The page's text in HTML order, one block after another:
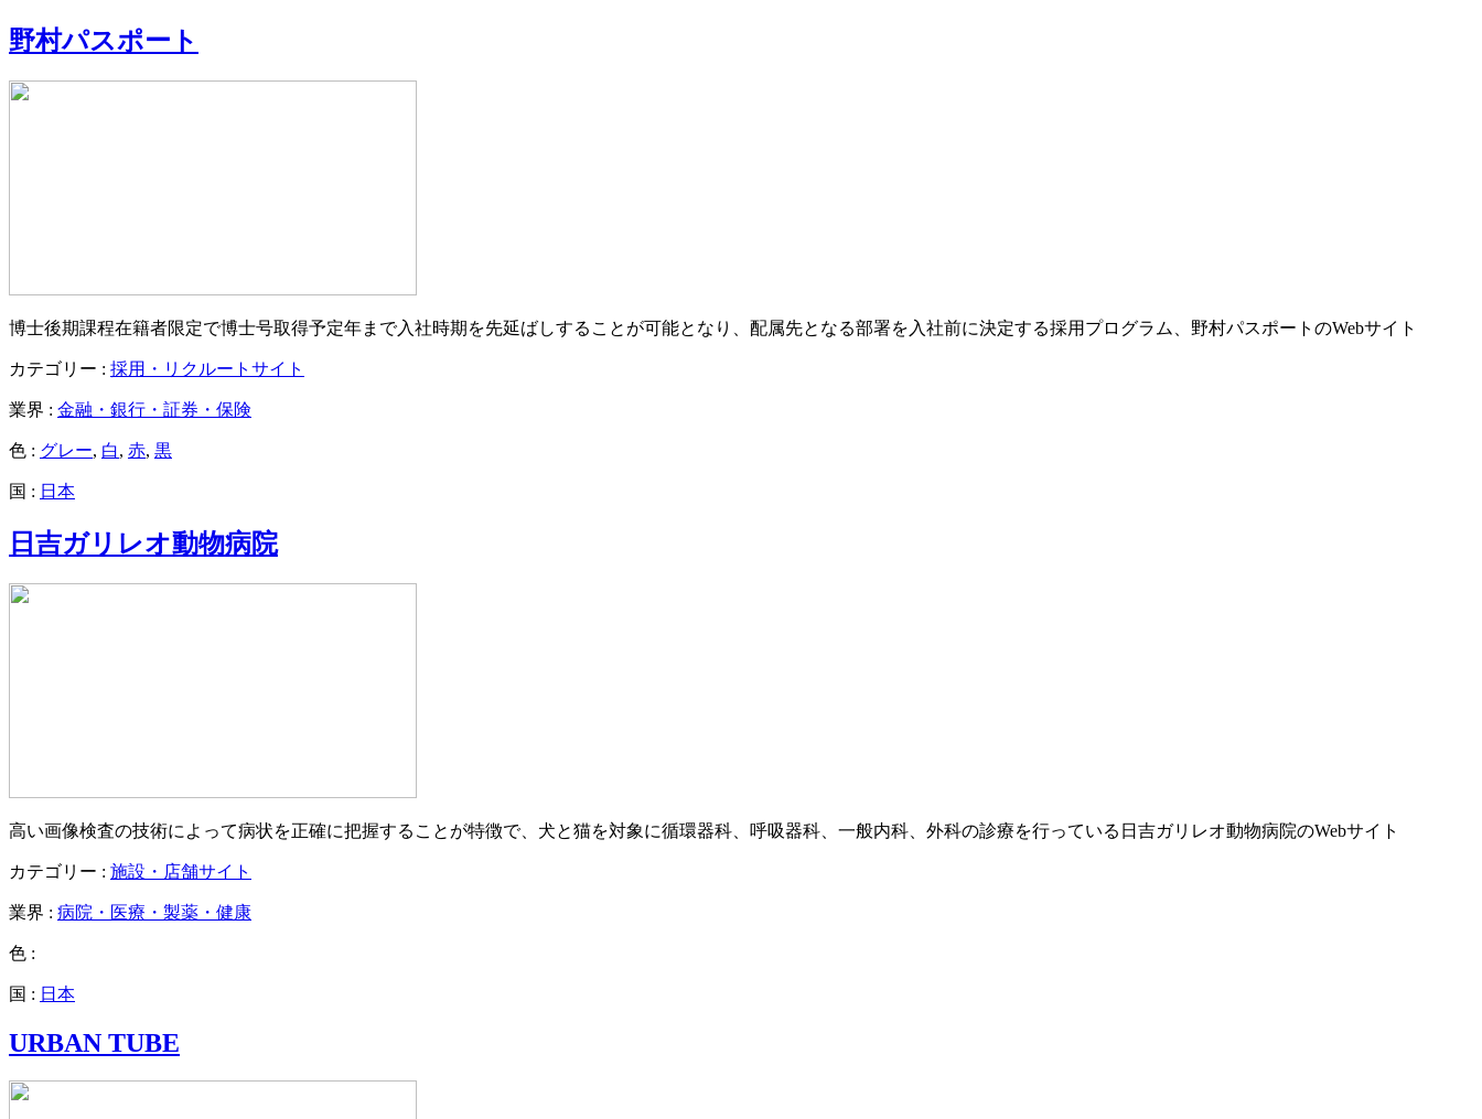
野村パスポート
博士後期課程在籍者限定で博士号取得予定年まで入社時期を先延ばしすることが可能となり、配属先となる部署を入社前に決定する採用プログラム、野村パスポートのWebサイト
カテゴリー : 採用・リクルートサイト
業界 : 金融・銀行・証券・保険
色 : グレー, 白, 赤, 黒
国 : 日本
日吉ガリレオ動物病院
高い画像検査の技術によって病状を正確に把握することが特徴で、犬と猫を対象に循環器科、呼吸器科、一般内科、外科の診療を行っている日吉ガリレオ動物病院のWebサイト
カテゴリー : 施設・店舗サイト
業界 : 病院・医療・製薬・健康
色 :
国 : 日本
URBAN TUBE